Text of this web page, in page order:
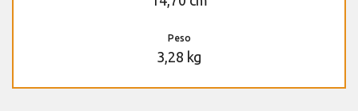
Peso
3,28 kg